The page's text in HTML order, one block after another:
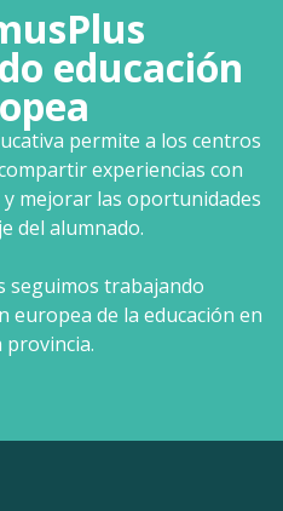
educación
permite a los centros
experiencias con
mejorar las oportunidades
del alumnado.
seguimos trabajando
europea de la educación en